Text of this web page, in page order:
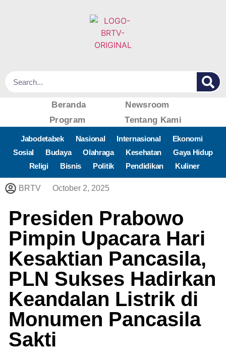
Beranda
Newsroom
Program
Tentang Kami
Jabodetabek Nasional Internasional
Ekonomi
Sosial
Budaya Olahraga Kesehatan
Gaya Hidup
Religi
Bisnis Politik Pendidikan Kuliner
BRTV October 2, 2025
Presiden Prabowo
Pimpin Upacara Hari
Kesaktian Pancasila,
PLN Sukses Hadirkan
Keandalan Listrik di
Monumen Pancasila
Sakti